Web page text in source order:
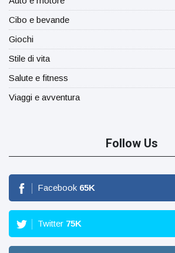
Cibo e bevande
Giochi
Stile di vita
Salute e fitness
Viaggi e avventura
Follow Us
Facebook 65K
Twitter 75K